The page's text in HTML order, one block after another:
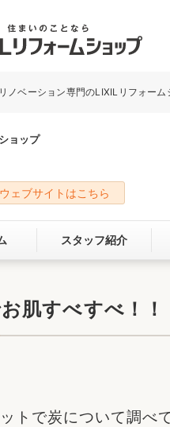
ォーム事例を探す
キッチン
洗面化粧室
ベランダ・バルコニー
リフォームショップに
サービス向上・品質改善の取り
リフォームコンシェルジュ®
ノベーション専門のLIXILリフォーム
ョップ
ェブサイトはこちら
スタッフ紹介
肌すべすべ！！
トで炭について調べ